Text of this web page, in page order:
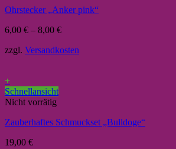
Ohrstecker „Anker pink“
6,00 € – 8,00 €
zzgl. Versandkosten
+
Schnellansicht
Nicht vorrätig
Zauberhaftes Schmuckset „Bulldoge“
19,00 €